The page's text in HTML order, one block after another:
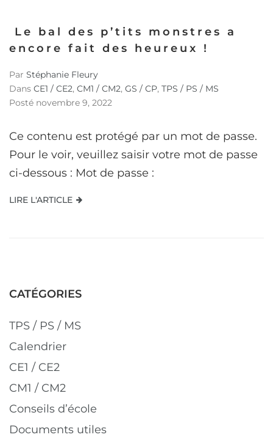
Le bal des p’tits monstres a
encore fait des heureux !
Par Stéphanie Fleury
Dans CE1 / CE2, CM1 / CM2, GS / CP, TPS / PS / MS
Posté novembre 9, 2022
Ce contenu est protégé par un mot de passe.
Pour le voir, veuillez saisir votre mot de passe
ci-dessous : Mot de passe :
LIRE L'ARTICLE
CATÉGORIES
TPS / PS / MS
Calendrier
CE1 / CE2
CM1 / CM2
Conseils d’école
Documents utiles